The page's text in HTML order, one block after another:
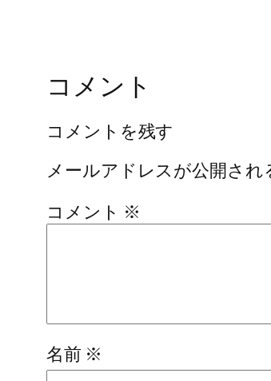
コメント
コメントを残す
メールアドレスが公開され
コメント ※
名前 ※